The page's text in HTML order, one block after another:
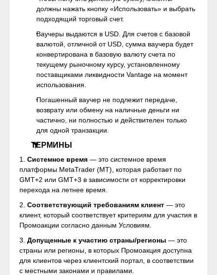
должны нажать кнопку «Использовать» и выбрать
подходящий торговый счет.
Ваучеры выдаются в USD. Для счетов с базовой
валютой, отличной от USD, сумма ваучера будет
конвертирована в базовую валюту счета по
текущему рыночному курсу, установленному
поставщиками ликвидности Vantage на момент
использования.
Погашенный ваучер не подлежит передаче,
возврату или обмену на наличные деньги ни
частично, ни полностью и действителен только
для одной транзакции.
ТЕРМИНЫ
1. Системное время — это системное время
платформы MetaTrader (MT), которая работает по
GMT+2 или GMT+3 в зависимости от корректировки
перехода на летнее время.
2. Соответствующий требованиям клиент — это
клиент, который соответствует критериям для участия в
Промоакции согласно данным Условиям.
3. Допущенные к участию страны/регионы — это
страны или регионы, в которых Промоакция доступна
для клиентов через клиентский портал, в соответствии
с местными законами и правилами.